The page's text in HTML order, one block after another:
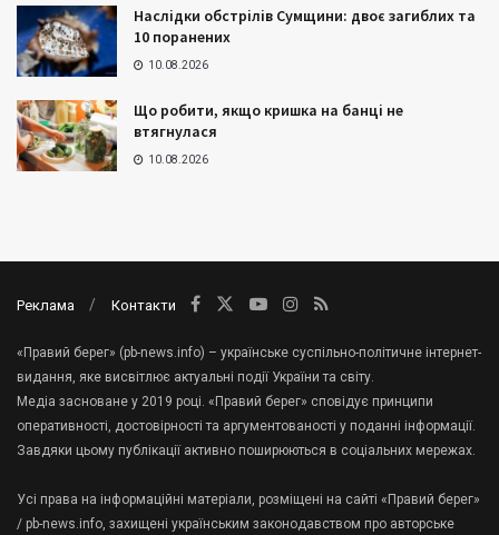
Наслідки обстрілів Сумщини: двоє загиблих та
10 поранених
10.08.2026
Що робити, якщо кришка на банці не
втягнулася
10.08.2026
Реклама Контакти
«Правий берег» (pb-news.info) – українське суспільно-політичне інтернет-
видання, яке висвітлює актуальні події України та світу.
Медіа засноване у 2019 році. «Правий берег» сповідує принципи
оперативності, достовірності та аргументованості у поданні інформації.
Завдяки цьому публікації активно поширюються в соціальних мережах.
Усі права на інформаційні матеріали, розміщені на сайті «Правий берег»
/ pb-news.info, захищені українським законодавством про авторське